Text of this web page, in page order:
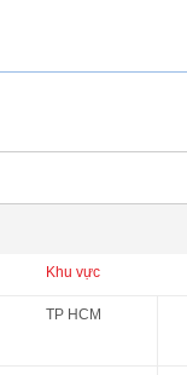
Khu vực
TP HCM